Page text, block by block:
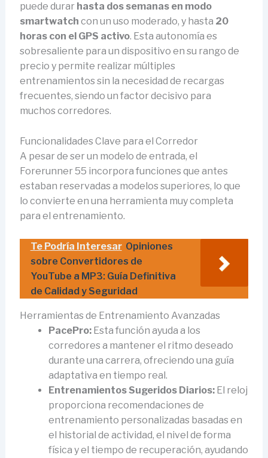
puede durar hasta dos semanas en modo
smartwatch con un uso moderado, y hasta 20
horas con el GPS activo. Esta autonomía es
sobresaliente para un dispositivo en su rango de
precio y permite realizar múltiples
entrenamientos sin la necesidad de recargas
frecuentes, siendo un factor decisivo para
muchos corredores.
Funcionalidades Clave para el Corredor
A pesar de ser un modelo de entrada, el
Forerunner 55 incorpora funciones que antes
estaban reservadas a modelos superiores, lo que
lo convierte en una herramienta muy completa
para el entrenamiento.
Te Podría Interesar Opiniones
sobre Convertidores de
YouTube a MP3: Guía Definitiva
de Calidad y Seguridad
Herramientas de Entrenamiento Avanzadas
PacePro:Esta función ayuda a los
corredores a mantener el ritmo deseado
durante una carrera, ofreciendo una guía
adaptativa en tiempo real.
Entrenamientos Sugeridos Diarios:El reloj
proporciona recomendaciones de
entrenamiento personalizadas basadas en
el historial de actividad, el nivel de forma
física y el tiempo de recuperación, ayudando